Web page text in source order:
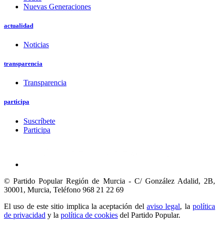
Nuevas Generaciones
actualidad
Noticias
transparencia
Transparencia
participa
Suscríbete
Participa
© Partido Popular Región de Murcia - C/ González Adalid, 2B,
30001, Murcia, Teléfono 968 21 22 69
El uso de este sitio implica la aceptación del aviso legal, lapolítica
de privacidad y la política de cookies del Partido Popular.